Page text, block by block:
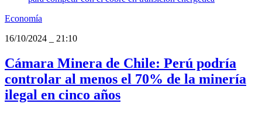
Economía
16/10/2024
21:10
Cámara Minera de Chile: Perú podría
controlar al menos el 70% de la minería
ilegal en cinco años